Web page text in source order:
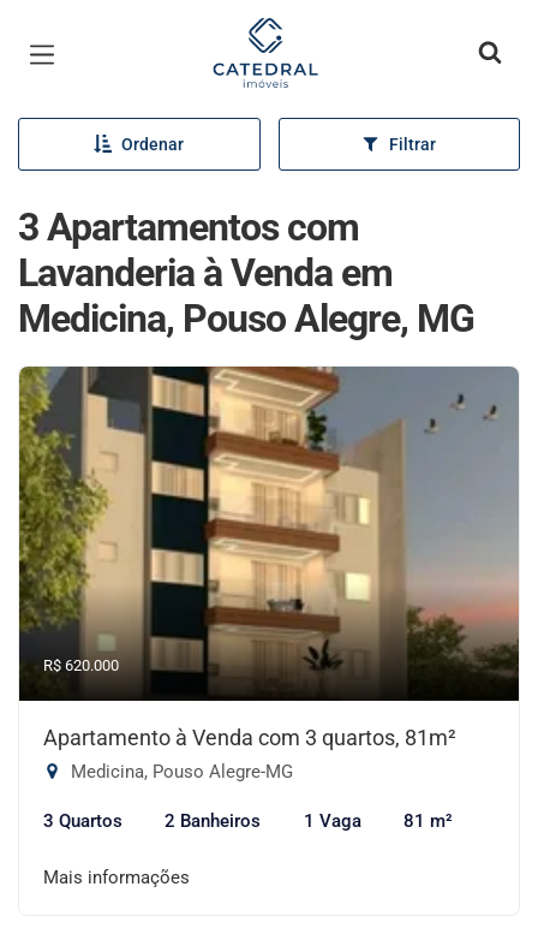
Página inicial
Ordenar Filtrar
3 Apartamentos com
Lavanderia à Venda em
Medicina, Pouso Alegre, MG
R$ 620.000
Apartamento à Venda com 3 quartos, 81m²
Medicina, Pouso Alegre-MG
3 Quartos 2 Banheiros 1 Vaga 81 m²
Mais informações